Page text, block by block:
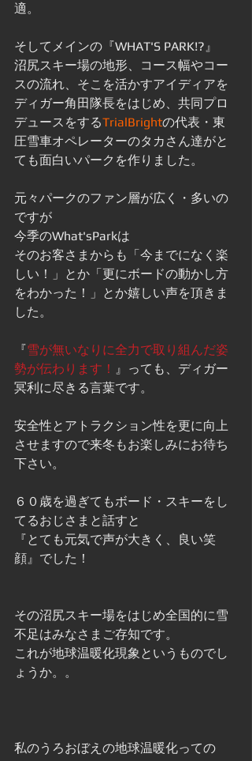
適。
そしてメインの『WHAT'S PARK!?』
沼尻スキー場の地形、コース幅やコー
スの流れ、そこを活かすアイディアを
ディガー角田隊長をはじめ、共同プロ
デュースをするTrialBrightの代表・東
圧雪車オペレーターのタカさん達がと
ても面白いパークを作りました。
元々パークのファン層が広く・多いの
ですが
今季のWhat'sParkは
そのお客さまからも「今までになく楽
しい！」とか「更にボードの動かし方
をわかった！」とか嬉しい声を頂きま
した。
『雪が無いなりに全力で取り組んだ姿
勢が伝わります！ 』っても、ディガー
冥利に尽きる言葉です。
安全性とアトラクション性を更に向上
させますので来冬もお楽しみにお待ち
下さい。
６０歳を過ぎてもボード・スキーをし
てるおじさまと話すと
『とても元気で声が大きく、良い笑
顔』でした！
その沼尻スキー場をはじめ全国的に雪
不足はみなさまご存知です。
これが地球温暖化現象というものでし
ょうか。。
私のうろおぼえの地球温暖化っての